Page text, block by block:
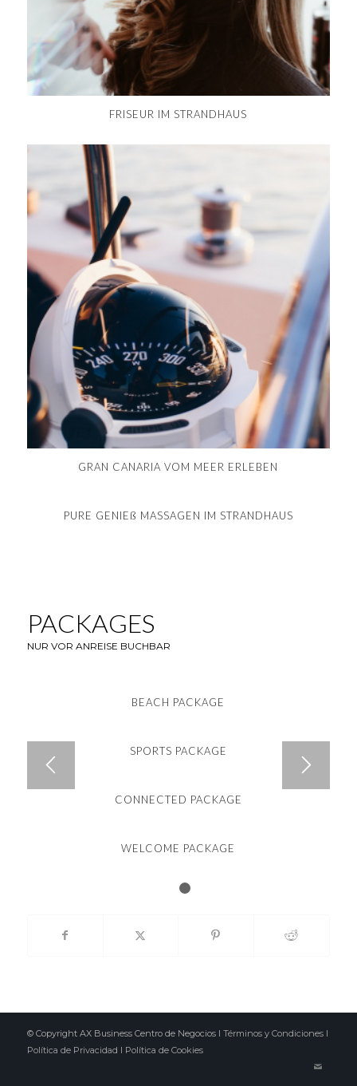
FRISEUR IM STRANDHAUS
GRAN CANARIA VOM MEER ERLEBEN
PURE GENIEß MASSAGEN IM STRANDHAUS
PACKAGES
NUR VOR ANREISE BUCHBAR
BEACH PACKAGE
SPORTS PACKAGE
CONNECTED PACKAGE
WELCOME PACKAGE
© Copyright AX Business Centro de Negocios I Términos y Condiciones I
Política de Privacidad I Política de Cookies